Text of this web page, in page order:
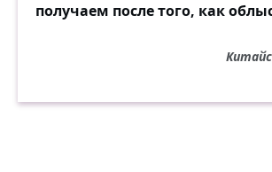
получаем после того, как